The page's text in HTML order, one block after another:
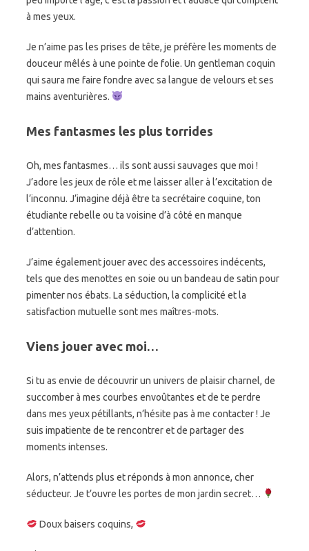
à mes yeux.
Je n’aime pas les prises de tête, je préfère les moments de
douceur mêlés à une pointe de folie. Un gentleman coquin
qui saura me faire fondre avec sa langue de velours et ses
mains aventurières.
Mes fantasmes les plus torrides
Oh, mes fantasmes… ils sont aussi sauvages que moi !
J’adore les jeux de rôle et me laisser aller à l’excitation de
l’inconnu. J’imagine déjà être ta secrétaire coquine, ton
étudiante rebelle ou ta voisine d’à côté en manque
d’attention.
J’aime également jouer avec des accessoires indécents,
tels que des menottes en soie ou un bandeau de satin pour
pimenter nos ébats. La séduction, la complicité et la
satisfaction mutuelle sont mes maîtres-mots.
Viens jouer avec moi…
Si tu as envie de découvrir un univers de plaisir charnel, de
succomber à mes courbes envoûtantes et de te perdre
dans mes yeux pétillants, n’hésite pas à me contacter ! Je
suis impatiente de te rencontrer et de partager des
moments intenses.
Alors, n’attends plus et réponds à mon annonce, cher
séducteur. Je t’ouvre les portes de mon jardin secret…
Doux baisers coquins,